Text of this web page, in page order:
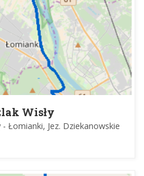
Wisły
Łomianki, Jez. Dziekanowskie